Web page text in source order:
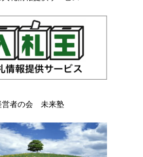
営者の会 未来塾